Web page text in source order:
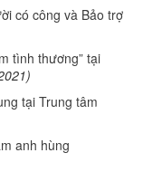
có công và Bảo trợ
tình thương” tại
tại Trung tâm
anh hùng